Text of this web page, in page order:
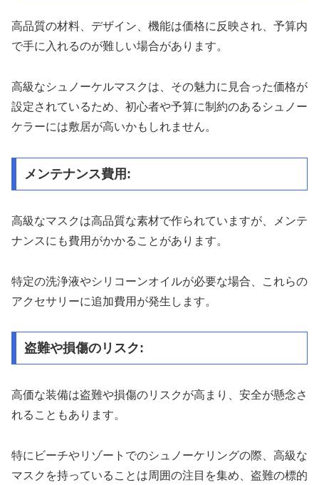
高品質の材料、デザイン、機能は価格に反映され、予算内
で手に入れるのが難しい場合があります。
高級なシュノーケルマスクは、その魅力に見合った価格が
設定されているため、初心者や予算に制約のあるシュノー
ケラーには敷居が高いかもしれません。
メンテナンス費用:
高級なマスクは高品質な素材で作られていますが、メンテ
ナンスにも費用がかかることがあります。
特定の洗浄液やシリコーンオイルが必要な場合、これらの
アクセサリーに追加費用が発生します。
盗難や損傷のリスク:
高価な装備は盗難や損傷のリスクが高まり、安全が懸念さ
れることもあります。
特にビーチやリゾートでのシュノーケリングの際、高級な
マスクを持っていることは周囲の注目を集め、盗難の標的